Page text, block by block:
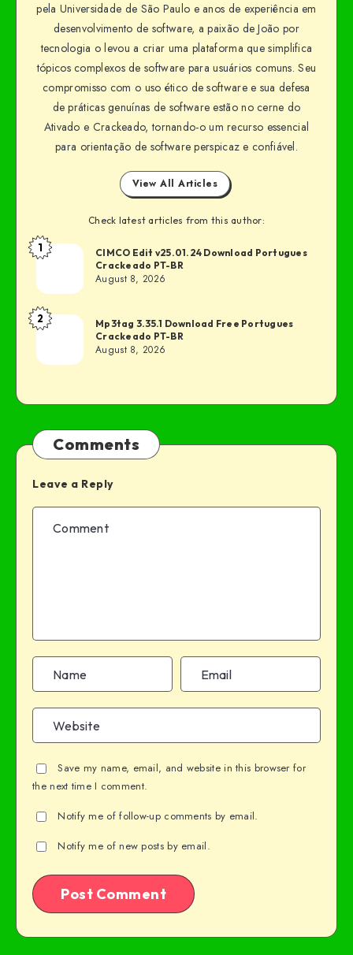
pela Universidade de São Paulo e anos de experiência em
desenvolvimento de software, a paixão de João por
tecnologia o levou a criar uma plataforma que simplifica
tópicos complexos de software para usuários comuns. Seu
compromisso com o uso ético de software e sua defesa
de práticas genuínas de software estão no cerne do
Ativado e Crackeado, tornando-o um recurso essencial
para orientação de software perspicaz e confiável.
View All Articles
Check latest articles from this author:
1
CIMCO Edit v25.01.24 Download Portugues
Crackeado PT-BR
August 8, 2026
2
Mp3tag 3.35.1 Download Free Portugues
Crackeado PT-BR
August 8, 2026
Comments
Leave a Reply
Save my name, email, and website in this browser for
the next time I comment.
Notify me of follow-up comments by email.
Notify me of new posts by email.